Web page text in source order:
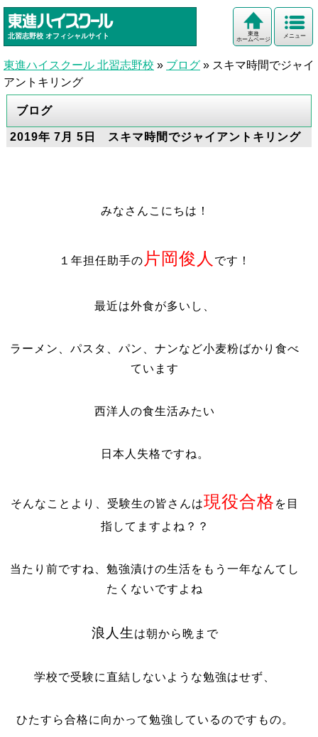
北習志野校 オフィシャルサイト メニュー
東進
ホームページ
東進ハイスクール 北習志野校 » ブログ » スキマ時間でジャイ
アントキリング
ブログ
2019年 7月 5日 スキマ時間でジャイアントキリング
みなさんこにちは！
１年担任助手の 片岡俊人 です！
最近は外食が多いし、
ラーメン、パスタ、パン、ナンなど小麦粉ばかり食べ
ています
西洋人の食生活みたい
日本人失格ですね。
そんなことより、受験生の皆さんは現役合格 を目
指してますよね？？
当たり前ですね、勉強漬けの生活をもう一年なんてし
たくないですよね
浪人生 は朝から晩まで
学校で受験に直結しないような勉強はせず、
ひたすら合格に向かって勉強しているのですもの。